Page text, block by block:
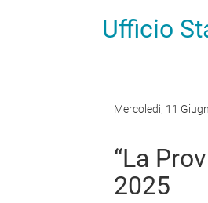
Ufficio
Mercoledì, 11
“La
2025